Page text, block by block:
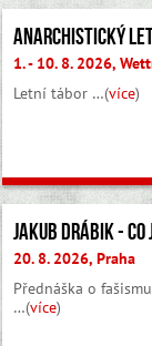
Anarchistický
1. - 10. 8. 2026,
Letní tábor …(více)
Jakub Drábik -
20. 8. 2026, Praha
Přednáška o
…(více)